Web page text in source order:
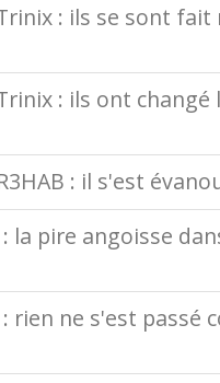
: ils se sont fait
: ils ont
: il s'est
la pire angoisse
rien ne s'est passé